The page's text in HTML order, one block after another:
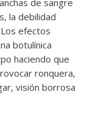
de sangre
la debilidad
efectos
botulínica
haciendo que
ronquera,
visión borrosa